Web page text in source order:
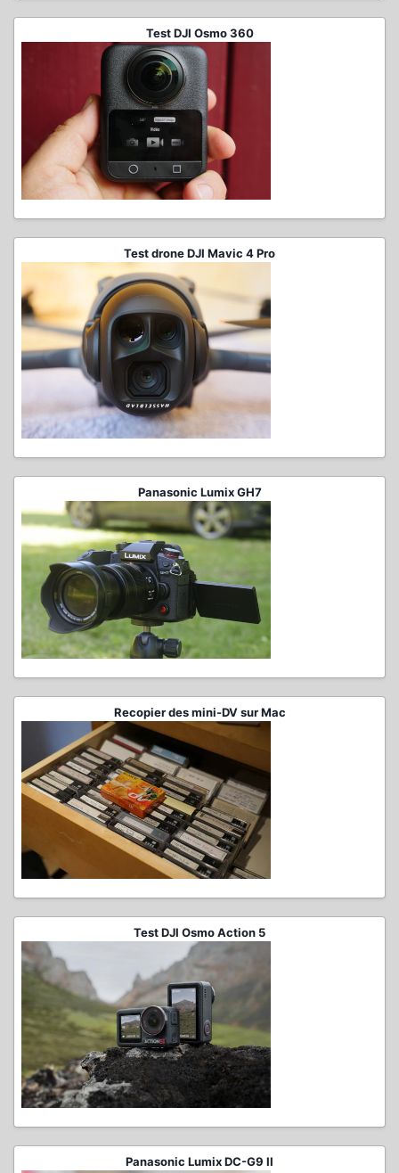
Test DJI Osmo 360
Test drone DJI Mavic 4 Pro
Panasonic Lumix GH7
Recopier des mini-DV sur Mac
Test DJI Osmo Action 5
Panasonic Lumix DC-G9 II